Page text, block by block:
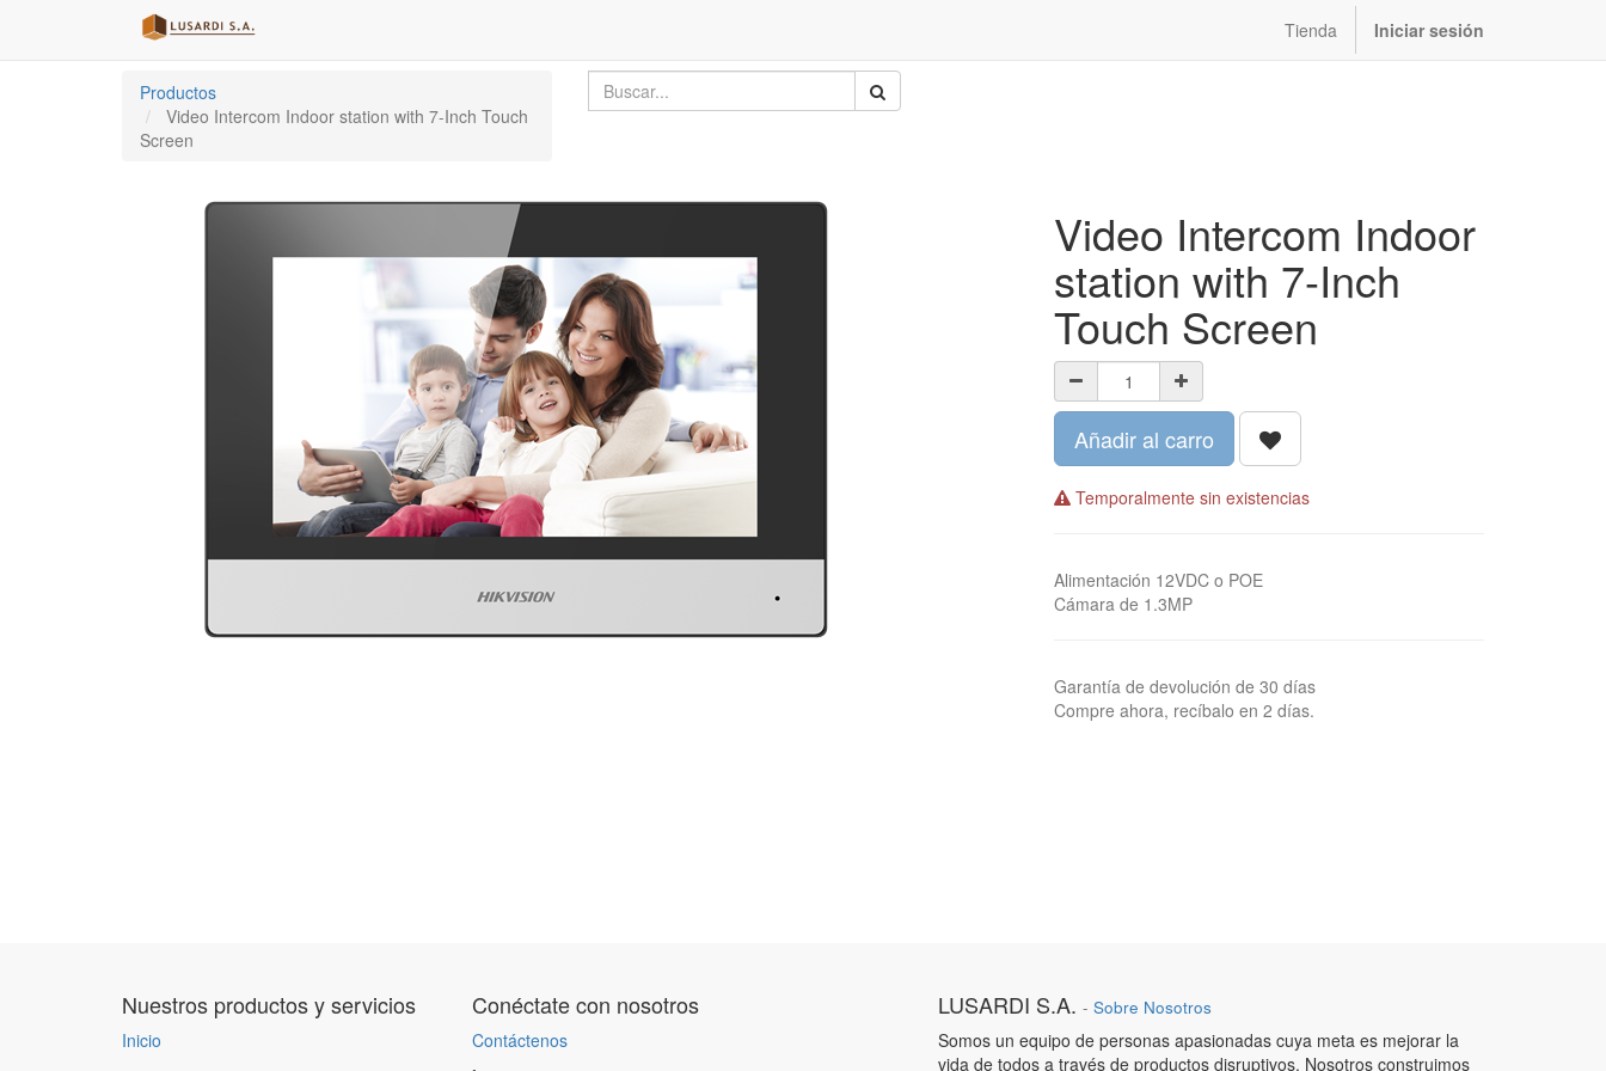
Tienda Iniciar sesión
Productos
Video Intercom Indoor station with 7-Inch Touch
Screen
Video Intercom Indoor
station with 7-Inch
Touch Screen
Añadir al carro
Temporalmente sin existencias
Alimentación 12VDC o POE
Cámara de 1.3MP
Garantía de devolución de 30 días
Compre ahora, recíbalo en 2 días.
Nuestros productos y servicios
Inicio
Conéctate con nosotros
Contáctenos
LUSARDI S.A. - Sobre Nosotros
Somos un equipo de personas apasionadas cuya meta es mejorar la
vida de todos a través de productos disruptivos. Nosotros construimos